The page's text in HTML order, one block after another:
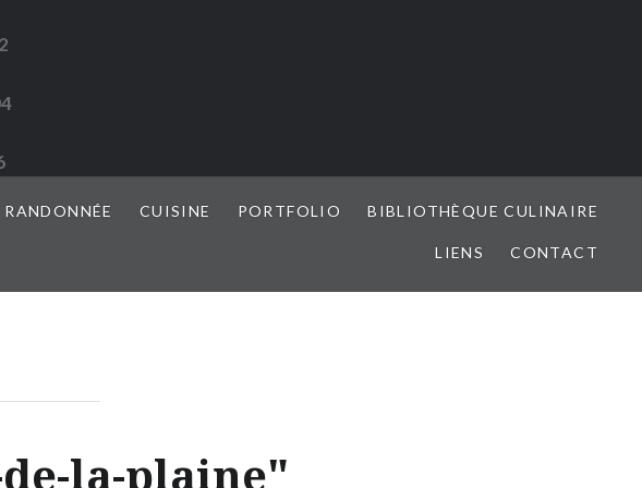
RANDONNÉE CUISINE PORTFOLIO BIBLIOTHÈQUE CULINAIRE
LIENS CONTACT
la-plaine"